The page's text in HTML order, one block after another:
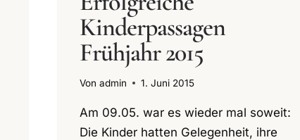
Kinderpassagen
Frühjahr 2015
Von admin 1. Juni 2015
Am 09.05. war es wieder mal soweit:
Die Kinder hatten Gelegenheit, ihre